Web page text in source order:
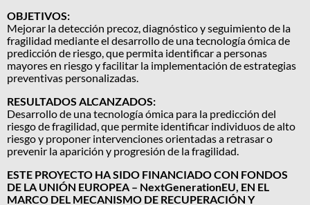
OBJETIVOS:
Mejorar la detección precoz, diagnóstico y seguimiento de la
fragilidad mediante el desarrollo de una tecnología ómica de
predicción de riesgo, que permita identificar a personas
mayores en riesgo y facilitar la implementación de estrategias
preventivas personalizadas.
RESULTADOS ALCANZADOS:
Desarrollo de una tecnología ómica para la predicción del
riesgo de fragilidad, que permite identificar individuos de alto
riesgo y proponer intervenciones orientadas a retrasar o
prevenir la aparición y progresión de la fragilidad.
ESTE PROYECTO HA SIDO FINANCIADO CON FONDOS
DE LA UNIÓN EUROPEA – NextGenerationEU, EN EL
MARCO DEL MECANISMO DE RECUPERACIÓN Y